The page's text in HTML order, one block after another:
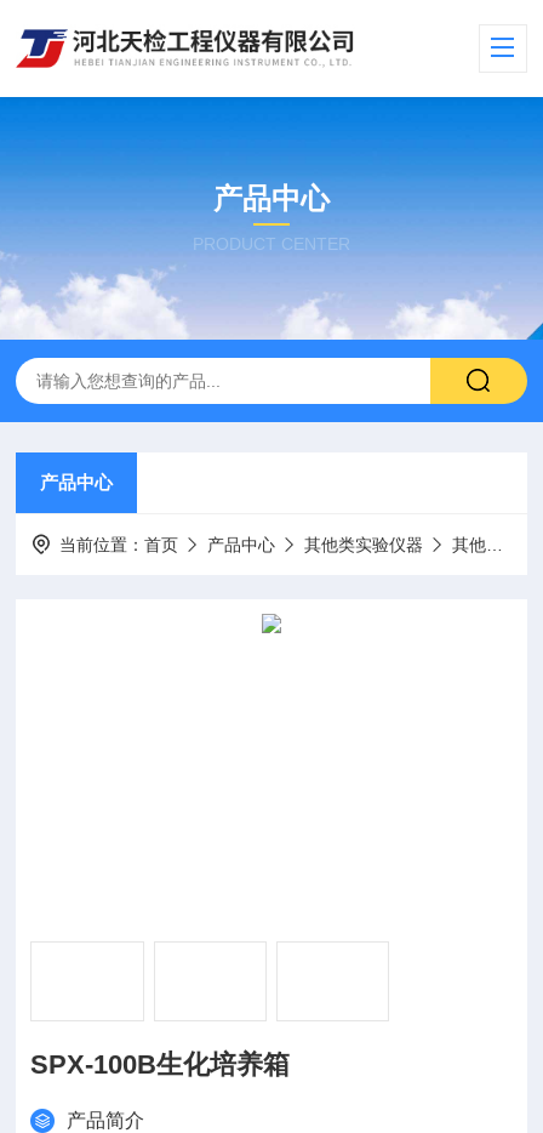
产品中心
PRODUCT CENTER
产品中心
当前位置：首页 产品中心 其他类实验仪器 其他
SPX-100B生化培养箱
产品简介